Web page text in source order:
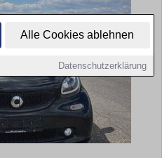
Alle Cookies ablehnen
Datenschutzerklärung